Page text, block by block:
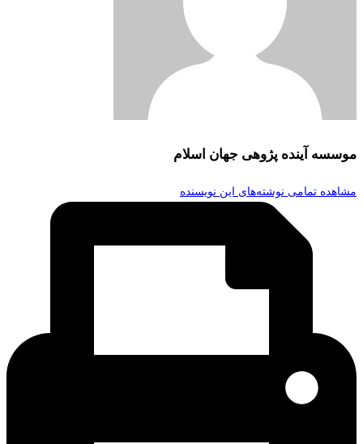
موسسه آینده پژوهی جهان اسلام
مشاهده تمامی نوشته‌های این نویسنده